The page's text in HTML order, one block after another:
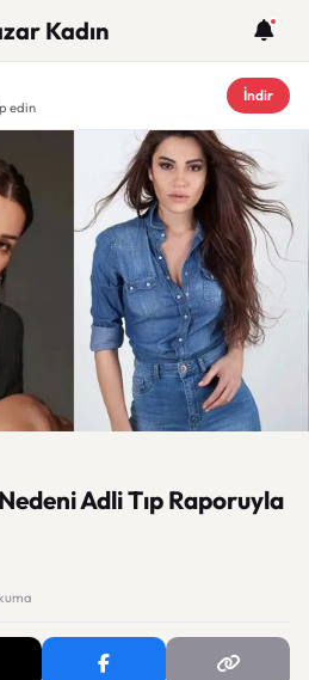
Kadın
edin
İndir
Adli Tıp Raporuyla